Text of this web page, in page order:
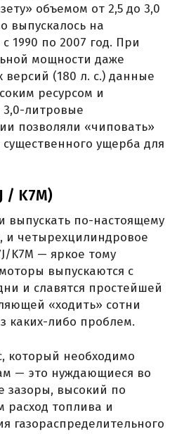
объемом от 2,5 до 3,0
выпускалось на
1990 по 2007 год. При
мощности даже
(180 л. с.) данные
ресурсом и
3,0-литровые
позволяли «чиповать»
существенного ущерба для
/ K7M)
выпускать по-настоящему
и четырехцилиндровое
K7M — яркое тому
выпускаются с
и славятся простейшей
«ходить» сотни
каких-либо проблем.
который необходимо
— это нуждающиеся во
зазоры, высокий по
топлива и
газораспределительного